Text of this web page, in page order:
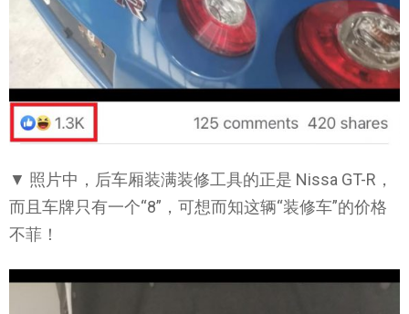
▼ 照片中，后车厢装满装修工具的正是 Nissa GT-R，
而且车牌只有一个“8”，可想而知这辆“装修车”的价格
不菲！